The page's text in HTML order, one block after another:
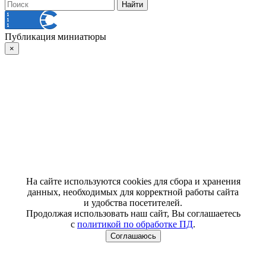
Публикация миниатюры
×
На сайте используются cookies для сбора и хранения
данных, необходимых для корректной работы сайта
и удобства посетителей.
Продолжая использовать наш сайт, Вы соглашаетесь
с политикой по обработке ПД.
Соглашаюсь